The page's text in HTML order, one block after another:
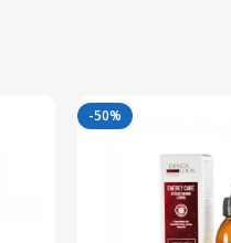
-50%